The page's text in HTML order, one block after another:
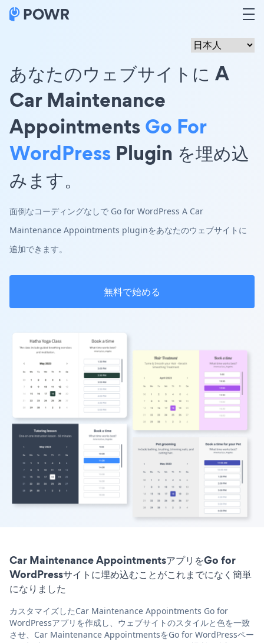
あなたのウェブサイトに A
Car Maintenance
AppointmentsGo For
WordPress Plugin を埋め込
みます。
面倒なコーディングなしで Go for WordPress A Car
Maintenance Appointments pluginをあなたのウェブサイトに
追加できます。
無料で始める
Car Maintenance AppointmentsアプリをGo for
WordPressサイトに埋め込むことがこれまでになく簡単
になりました
カスタマイズしたCar Maintenance Appointments Go for
WordPressアプリを作成し、ウェブサイトのスタイルと色を一致
させ、Car Maintenance AppointmentsをGo for WordPressペー